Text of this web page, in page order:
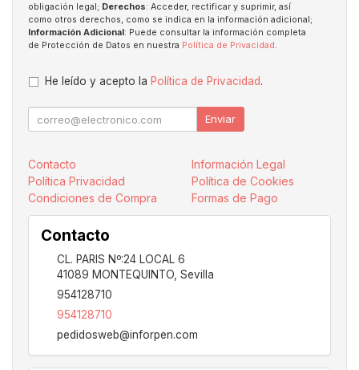
obligación legal; Derechos: Acceder, rectificar y suprimir, así
como otros derechos, como se indica en la información adicional;
Información Adicional: Puede consultar la información completa
de Protección de Datos en nuestra Política de Privacidad.
He leído y acepto la Política de Privacidad.
Enviar
Contacto
Información Legal
Política Privacidad
Política de Cookies
Condiciones de Compra
Formas de Pago
Contacto
CL. PARIS Nº:24 LOCAL 6
41089 MONTEQUINTO Sevilla
954128710
954128710
pedidosweb@inforpen.com